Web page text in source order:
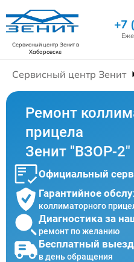
Сервисный центр Зенитв
Хабаровске
+7
Сервисный центр Зенит
Ремонт
прицела
Зенит "ВЗОР-2"
Официальный
Гарантийное
коллиматорного
Диагностика за
ремонт по желанию
Бесплатный
в день обращения